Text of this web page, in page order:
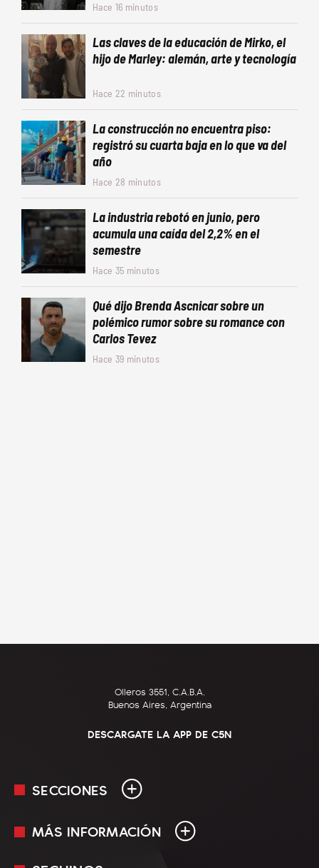
Hace 16 minutos
Las claves de la educación de Mirko, el
hijo de Marley: alemán, arte y tecnología
Hace 22 minutos
La construcción no encuentra piso:
registró su cuarta baja en lo que va del
año
Hace 28 minutos
La industria rebotó en junio, pero
acumula una caída del 2,2% en el
semestre
Hace 35 minutos
Qué dijo Brenda Ascnicar sobre un
polémico rumor sobre su romance con
Carlos Tevez
Hace 39 minutos
Olleros 3551, C.A.B.A.
Buenos Aires, Argentina
DESCARGATE LA APP DE C5N
SECCIONES
En Vivo
MÁS INFORMACIÓN